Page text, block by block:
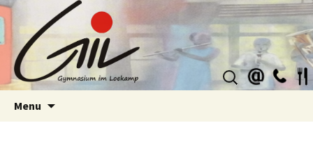
Suchen
nach:
Menu